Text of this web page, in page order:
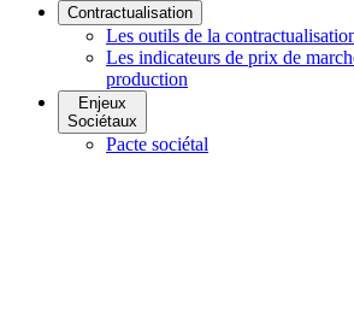
Contractualisation
Les outils de la
Les indicateurs de prix de
production
Enjeux
Sociétaux
Pacte sociétal